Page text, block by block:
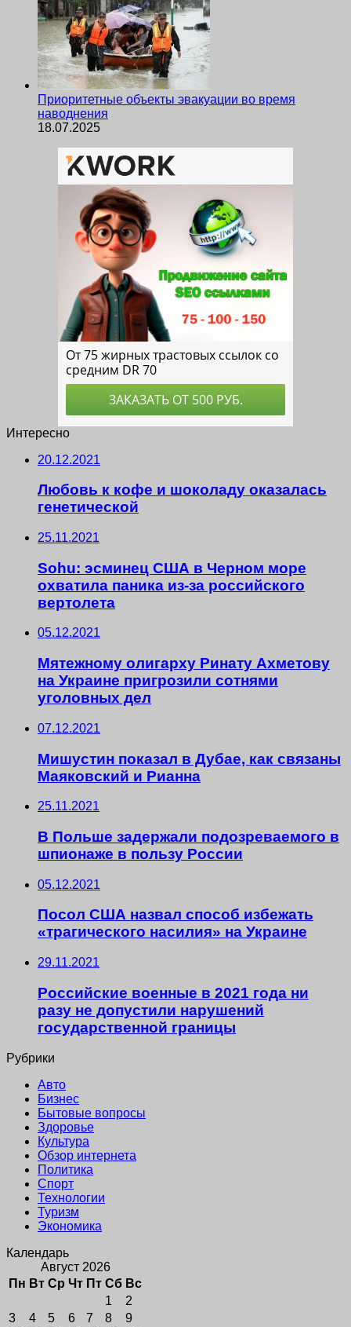
Приоритетные объекты эвакуации во время
наводнения
18.07.2025
Интересно
20.12.2021
Любовь к кофе и шоколаду оказалась
генетической
25.11.2021
Sohu: эсминец США в Черном море
охватила паника из-за российского
вертолета
05.12.2021
Мятежному олигарху Ринату Ахметову
на Украине пригрозили сотнями
уголовных дел
07.12.2021
Мишустин показал в Дубае, как связаны
Маяковский и Рианна
25.11.2021
В Польше задержали подозреваемого в
шпионаже в пользу России
05.12.2021
Посол США назвал способ избежать
«трагического насилия» на Украине
29.11.2021
Российские военные в 2021 года ни
разу не допустили нарушений
государственной границы
Рубрики
Авто
Бизнес
Бытовые вопросы
Здоровье
Культура
Обзор интернета
Политика
Спорт
Технологии
Туризм
Экономика
Календарь
Август 2026
Пн Вт Ср Чт Пт Сб Вс
1
2
3
4 5 6 7 8
9